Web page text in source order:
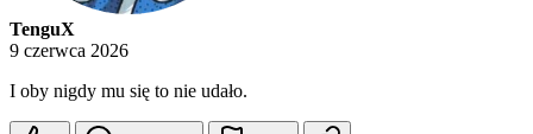
TenguX
9 czerwca 2026
I oby nigdy mu się to nie udało.